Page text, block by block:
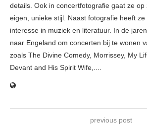
details. Ook in concertfotografie gaat ze
eigen, unieke stijl. Naast fotografie heeft
interesse in muziek en literatuur. In de
naar Engeland om concerten bij te wonen
zoals The Divine Comedy, Morrissey, My
Devant and His Spirit Wife,....
previous post